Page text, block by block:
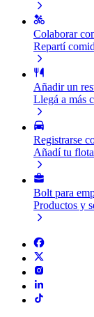
Colaborar
Repartí
Añadir un
Llegá a más
Registrarse
Añadí tu
Bolt para
Productos y